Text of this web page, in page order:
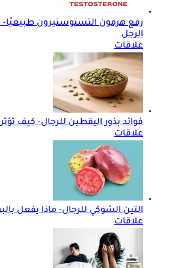
الرجل
علاقات
فوائد بذور اليقطين للرجال- كيف
علاقات
التين الشوكي للرجال- ماذا يفعل
علاقات